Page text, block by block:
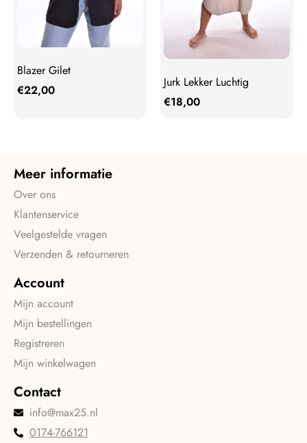
Blazer Gilet
€22,00
Jurk Lekker Luchtig
€18,00
Meer informatie
Over ons
Klantenservice
Veelgestelde vragen
Verzenden & retourneren
Account
Mijn account
Mijn bestellingen
Registreren
Mijn winkelwagen
Contact
info@max25.nl
0174-766121